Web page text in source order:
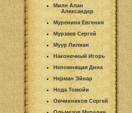
Милн Алан
Александер
Муренина Евгения
Мурзаев Сергей
Муур Лилиан
Наконечный Игорь
Непомнящая Дина
Нерман Эйнар
Нода Томойи
Овчинников Сергей